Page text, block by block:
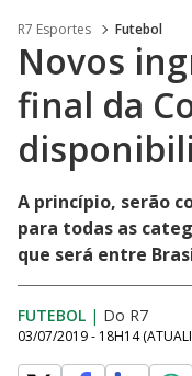
R7 Esportes Futebol
Novos
final da
A princípio, serão
para todas as
que será entre
FUTEBOL | Do R7
03/07/2019 - 18H14